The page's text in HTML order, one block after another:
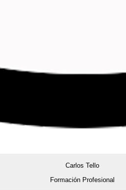
Carlos Tello
Formación Profesional